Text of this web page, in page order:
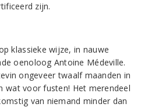
zijn.
klassieke wijze, in nauwe
oenoloog Antoine Médeville.
ongeveer twaalf maanden in
wat voor fusten! Het merendeel
van niemand minder dan